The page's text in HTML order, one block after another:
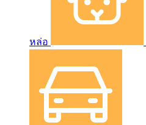
หล่อ